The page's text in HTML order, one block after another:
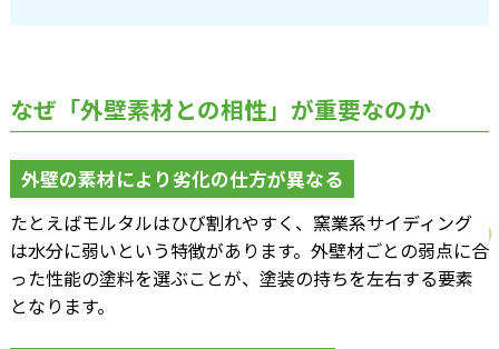
なぜ「外壁素材との相性」が重要なのか
外壁の素材により劣化の仕方が異なる
たとえばモルタルはひび割れやすく、窯業系サイディング
は水分に弱いという特徴があります。外壁材ごとの弱点に合
った性能の塗料を選ぶことが、塗装の持ちを左右する要素
となります。